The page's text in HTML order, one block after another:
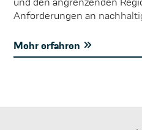
Anforderungen an
zukunftsfähigen Objekten.
die energetische
Mehr erfahren